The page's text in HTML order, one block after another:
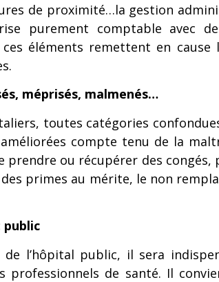
de proximité…la gestion
purement comptable avec
ces éléments remettent en
méprisés, malmenés…
toutes catégories
compte tenu de la
ou récupérer des congés,
primes au mérite, le non
l’hôpital public, il sera
professionnels de santé. Il